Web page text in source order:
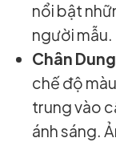
nổi bật
người mẫu.
Chân
chế độ
trung vào
ánh sáng.